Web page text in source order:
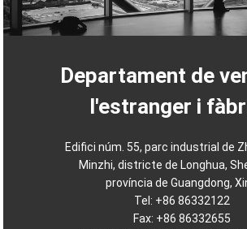
Departament de
l'estranger i
Edifici núm. 55, parc industrial de
Minzhi, districte de Longhua,
província de Guangdong,
Tel: +86 86332122
Fax: +86 86332655